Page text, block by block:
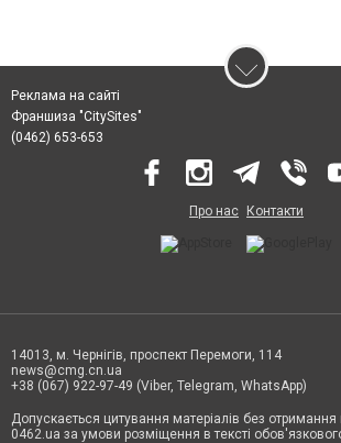
Реклама на сайті
Франшиза "CitySites"
(0462) 653-653
Про нас Контакти
14013, м. Чернігів, проспект Перемоги, 114
news@cmg.cn.ua
+38 (067) 922-97-49 (Viber, Telegram, WhatsApp)
Допускається цитування матеріалів без отримання
0462.ua за умови розміщення в тексті